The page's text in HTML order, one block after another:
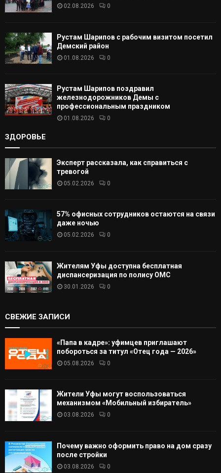
02.08.2026 0
Рустам Шарипов с рабочим визитом посетил
Демский район
01.08.2026 0
Рустам Шарипов поздравил
железнодорожников Демы с
профессиональным праздником
01.08.2026 0
ЗДОРОВЬЕ
Эксперт рассказала, как справиться с
тревогой
05.02.2026 0
57% офисных сотрудников остаются на связи
даже ночью
05.02.2026 0
Жителям Уфы доступна бесплатная
диспансеризация по полису ОМС
30.01.2026 0
СВЕЖИЕ ЗАПИСИ
«Папа в кадре»: уфимцев приглашают
побороться за титул «Отец года — 2026»
05.08.2026 0
Жители Уфы могут воспользоваться
механизмом «Мобильный избиратель»
03.08.2026 0
Почему важно оформить право на дом сразу
после стройки
03.08.2026 0